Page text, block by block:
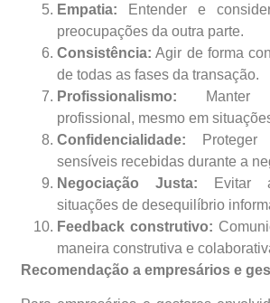
Empatia: Entender e
preocupações da outra parte.
Consistência: Agir de forma
de todas as fases da transação.
Profissionalismo: Manter
profissional, mesmo em
Confidencialidade: Proteger
sensíveis recebidas durante a
Negociação Justa: Evitar
situações de desequilíbrio
Feedback construtivo:
maneira construtiva e
Recomendação a empresários e